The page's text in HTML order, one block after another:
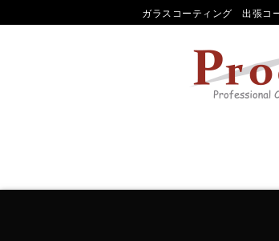
ガラスコーティング 出張コ